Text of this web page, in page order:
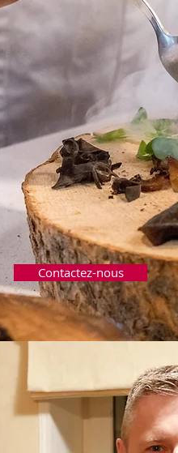
" Nous
cultivons
différence
vôtre aussi
Contactez-nous